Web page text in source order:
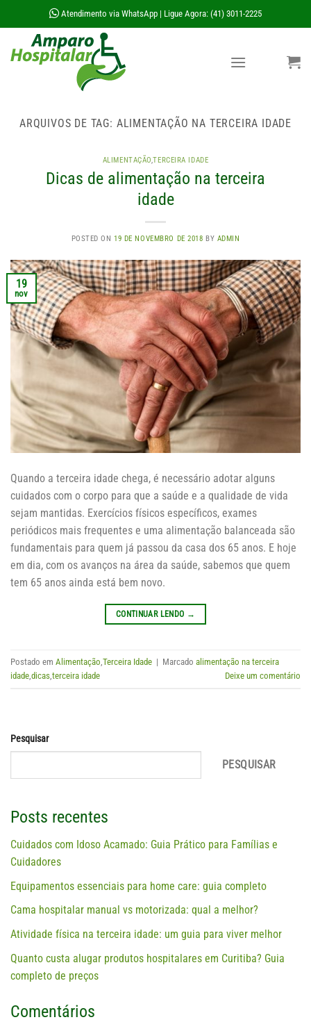
to
content
Atendimento via WhatsApp Ligue Agora: (41) 3011-2225
ARQUIVOS DE TAG: ALIMENTAÇÃO NA TERCEIRA IDADE
ALIMENTAÇÃO,TERCEIRA IDADE
Dicas de alimentação na terceira
idade
POSTED ON19 DE NOVEMBRO DE 2018 BY ADMIN
19
nov
Quando a terceira idade chega, é necessário adotar alguns
cuidados com o corpo para que a saúde e a qualidade de vida
sejam mantidas. Exercícios físicos específicos, exames
periódicos mais frequentes e uma alimentação balanceada são
fundamentais para quem já passou da casa dos 65 anos. E hoje
em dia, com os avanços na área da saúde, sabemos que quem
tem 65 anos ainda está bem novo.
CONTINUAR LENDO →
Postado em Alimentação Terceira Idade | Marcado alimentação na terceira
idade dicas terceira idade Deixe um comentário
Pesquisar
PESQUISAR
Posts recentes
Cuidados com Idoso Acamado: Guia Prático para Famílias e
Cuidadores
Equipamentos essenciais para home care: guia completo
Cama hospitalar manual vs motorizada: qual a melhor?
Atividade física na terceira idade: um guia para viver melhor
Quanto custa alugar produtos hospitalares em Curitiba? Guia
completo de preços
Comentários